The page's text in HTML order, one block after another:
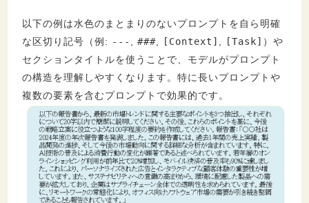
以下の例は水色のまとまりのないプロンプトを自ら明確
な区切り記号（例: --- , ###, [Context] , [Task] ）や
セクションタイトルを使うことで、モデルがプロンプト
の構造を理解しやすくなります。特に長いプロンプトや
複数の要素を含むプロンプトで効果的です。